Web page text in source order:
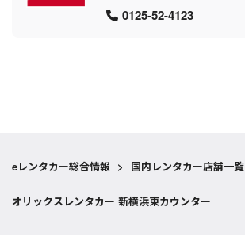
0125-52-4123
eレンタカー総合情報 > 国内レンタカー店舗一覧
オリックスレンタカー 新横浜東カウンター